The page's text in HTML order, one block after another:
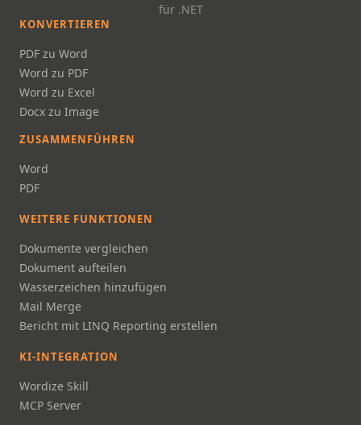
für .NET
KONVERTIEREN
PDF zu Word
Word zu PDF
Word zu Excel
Docx zu Image
ZUSAMMENFÜHREN
Word
PDF
WEITERE FUNKTIONEN
Dokumente vergleichen
Dokument aufteilen
Wasserzeichen hinzufügen
Mail Merge
Bericht mit LINQ Reporting erstellen
KI-INTEGRATION
Wordize Skill
MCP Server